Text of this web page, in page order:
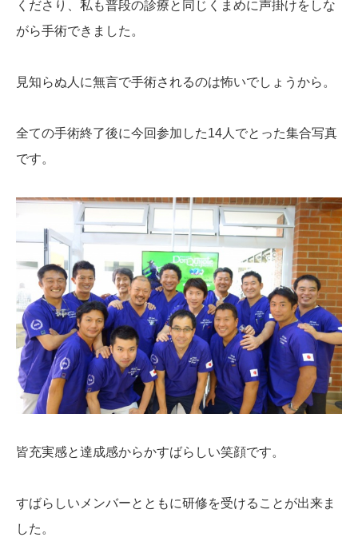
くださり、私も普段の診療と同じくまめに声掛けをしな
がら手術できました。
見知らぬ人に無言で手術されるのは怖いでしょうから。
全ての手術終了後に今回参加した14人でとった集合写真
です。
皆充実感と達成感からかすばらしい笑顔です。
すばらしいメンバーとともに研修を受けることが出来ま
した。